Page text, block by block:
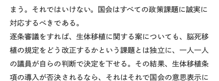
まう。それではいけない。国会はすべての政策課題に誠実に
対応するべきである。
逐条審議をすれば、生体移植に関する案についても、脳死移
植の規定をどう改正するかという課題とは独立に、一人一人
の議員が自らの判断で決定を下せる。その結果、生体移植条
項の導入が否決されるなら、それはそれで国会の意思表示に